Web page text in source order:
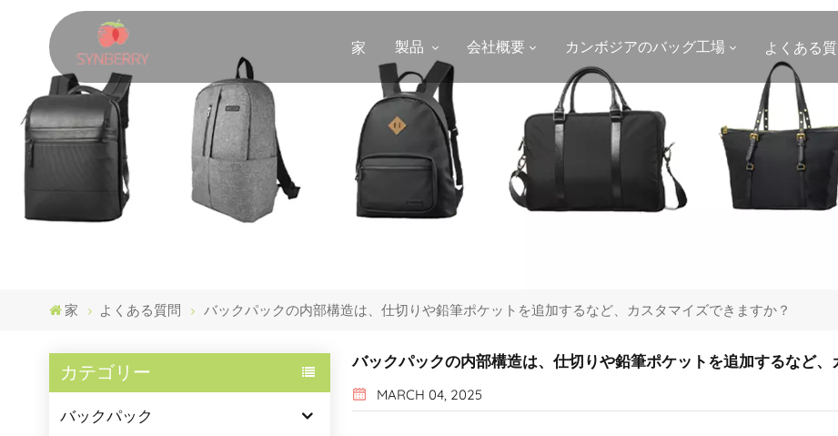
家 製品 会社概要 カンボジアのバッグ工場 よくある
家 よくある質問 バックパックの内部構造は、仕切りや鉛筆ポケットを追加するなど、カスタマイズできますか？
カテゴリー
バックパック
バックパックの内部構造は、仕切りや鉛筆ポケットを追加するなど、
MARCH 04, 2025